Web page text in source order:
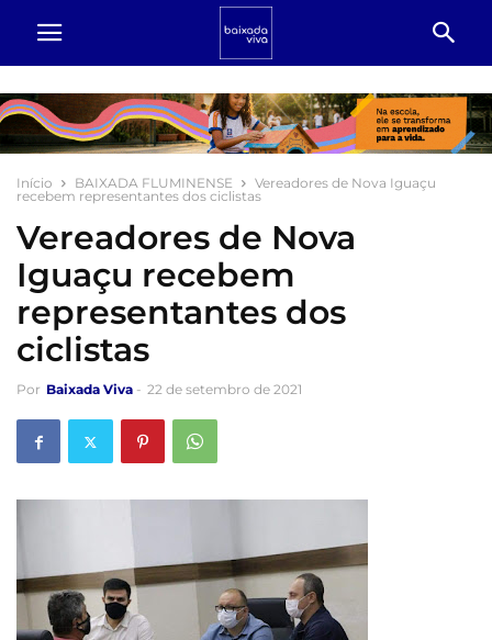
Início BAIXADA FLUMINENSE
Vereadores de Nova Iguaçu
recebem representantes dos ciclistas
Vereadores de Nova
Iguaçu recebem
representantes dos
ciclistas
Por Baixada Viva - 22 de setembro de 2021